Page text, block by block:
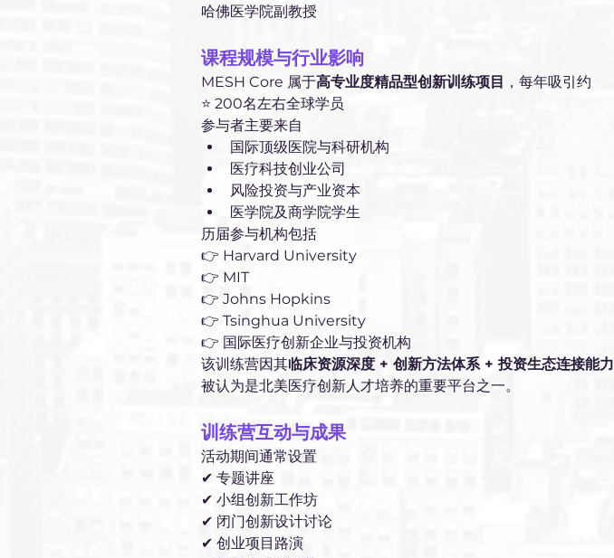
哈佛医学院副教授
课程规模与行业影响
MESH Core 属于高专业度精品型创新训练项目 ，每年吸引约
⭐ 200名左右全球学员
参与者主要来自
国际顶级医院与科研机构
医疗科技创业公司
风险投资与产业资本
医学院及商学院学生
历届参与机构包括
👉 Harvard University
👉 MIT
👉 Johns Hopkins
👉 Tsinghua University
👉 国际医疗创新企业与投资机构
该训练营因其临床资源深度 + 创新方法体系 + 投资生态连接能力
被认为是北美医疗创新人才培养的重要平台之一。
训练营互动与成果
活动期间通常设置
✔ 专题讲座
✔ 小组创新工作坊
✔ 闭门创新设计讨论
✔ 创业项目路演